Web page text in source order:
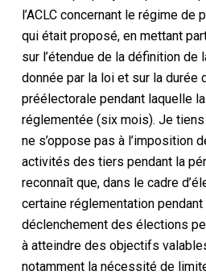
l’ACLC concernant le régime
qui était proposé, en mettant
sur l’étendue de la définition
donnée par la loi et sur la durée
préélectorale pendant laquelle
réglementée (six mois). Je tiens
ne s’oppose pas à l’imposition
activités des tiers pendant la
reconnaît que, dans le cadre
certaine réglementation
déclenchement des élections
à atteindre des objectifs
notamment la nécessité de